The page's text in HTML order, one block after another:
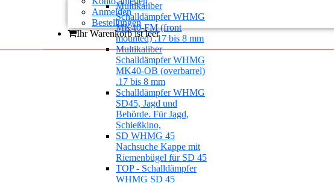
Anmelden
Bestellungen
Ihr Warenkorb ist leer
Multikaliber
Schalldämpfer WHMG
MK40-FM (front
mounted) .17 bis 8 mm
Multikaliber
Schalldämpfer WHMG
MK40-OB (overbarrel)
.17 bis 8 mm
Schalldämpfer WHMG
SD45, Jagd und
Behörde. Für Jagd,
Schießkino,
SD WHMG 45
Nachsuche Kappe mit
Riemenbügel für SD 45
TOP - Schalldämpfer
WHMG SD 45